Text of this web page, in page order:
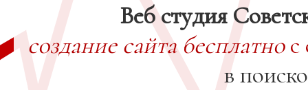
Веб студия
создание сайта бесплатнос
в